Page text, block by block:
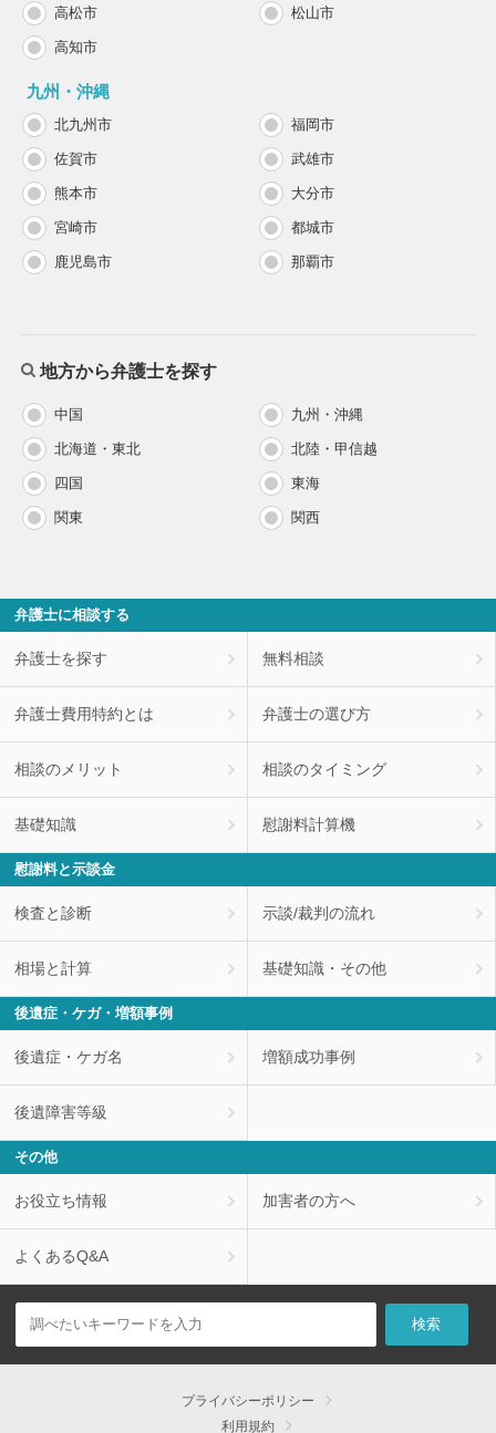
高松市 松山市
高知市
九州・沖縄
北九州市 福岡市
佐賀市 武雄市
熊本市 大分市
宮崎市 都城市
鹿児島市 那覇市
地方から弁護士を探す
中国 九州・沖縄
北海道・東北 北陸・甲信越
四国 東海
関東 関西
弁護士に相談する
弁護士を探す 無料相談
弁護士費用特約とは 弁護士の選び方
相談のメリット 相談のタイミング
基礎知識 慰謝料計算機
慰謝料と示談金
検査と診断 示談/裁判の流れ
相場と計算 基礎知識・その他
後遺症・ケガ・増額事例
後遺症・ケガ名 増額成功事例
後遺障害等級
その他
お役立ち情報 加害者の方へ
よくあるQ&A
プライバシーポリシー
利用規約